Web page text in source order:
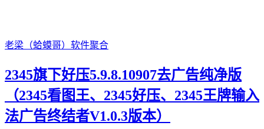
老梁（蛤蟆哥） 软件聚合
2345旗下好压5.9.8.10907去广告纯净版
（2345看图王、2345好压、2345王牌输入
法广告终结者V1.0.3版本）